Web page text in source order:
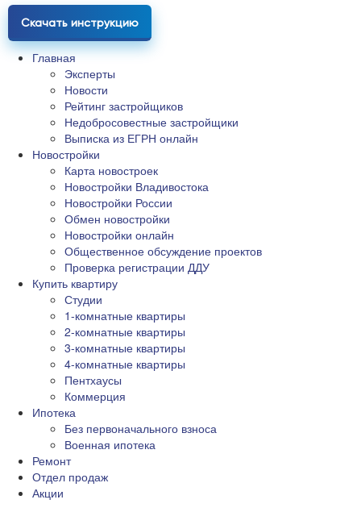
Скачать инструкцию
Главная
Эксперты
Новости
Рейтинг застройщиков
Недобросовестные застройщики
Выписка из ЕГРН онлайн
Новостройки
Карта новостроек
Новостройки Владивостока
Новостройки России
Обмен новостройки
Новостройки онлайн
Общественное обсуждение проектов
Проверка регистрации ДДУ
Купить квартиру
Студии
1-комнатные квартиры
2-комнатные квартиры
3-комнатные квартиры
4-комнатные квартиры
Пентхаусы
Коммерция
Ипотека
Без первоначального взноса
Военная ипотека
Ремонт
Отдел продаж
Акции